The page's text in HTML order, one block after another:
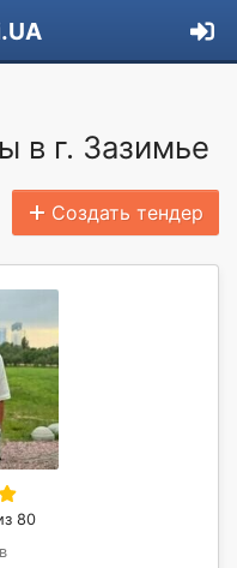
в г. Зазимье
Создать тендер
80